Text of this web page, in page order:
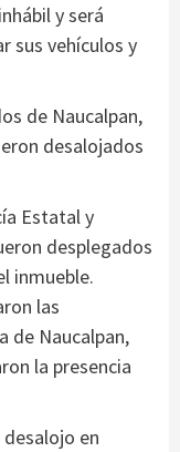
y será
sus vehículos y
de Naucalpan,
desalojados
Estatal y
desplegados
inmueble.
las
de Naucalpan,
la presencia
en